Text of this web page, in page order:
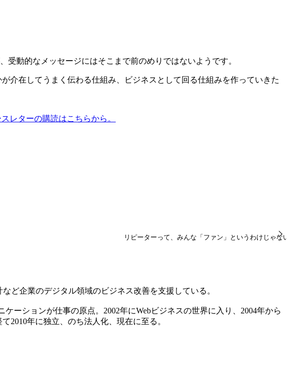
動的なメッセージにはそこまで前のめりではないようです。
介在してうまく伝わる仕組み、ビジネスとして回る仕組みを作っていきた
レターの購読はこちらから。
リピーターって、みんな「ファン」というわけじゃな
ど企業のデジタル領域のビジネス改善を支援している。
ーションが仕事の原点。2002年にWebビジネスの世界に入り、2004年から
2010年に独立、のち法人化、現在に至る。